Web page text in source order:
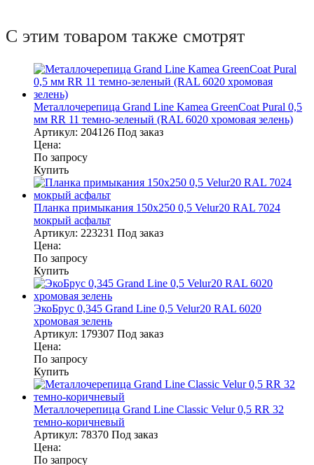
С этим товаром также смотрят
Металлочерепица Grand Line Kamea GreenCoat Pural 0,5
мм RR 11 темно-зеленый (RAL 6020 хромовая зелень)
Артикул: 204126 Под заказ
Цена:
По запросу
Купить
Планка примыкания 150х250 0,5 Velur20 RAL 7024
мокрый асфальт
Артикул: 223231 Под заказ
Цена:
По запросу
Купить
ЭкоБрус 0,345 Grand Line 0,5 Velur20 RAL 6020
хромовая зелень
Артикул: 179307 Под заказ
Цена:
По запросу
Купить
Металлочерепица Grand Line Classic Velur 0,5 RR 32
темно-коричневый
Артикул: 78370 Под заказ
Цена:
По запросу